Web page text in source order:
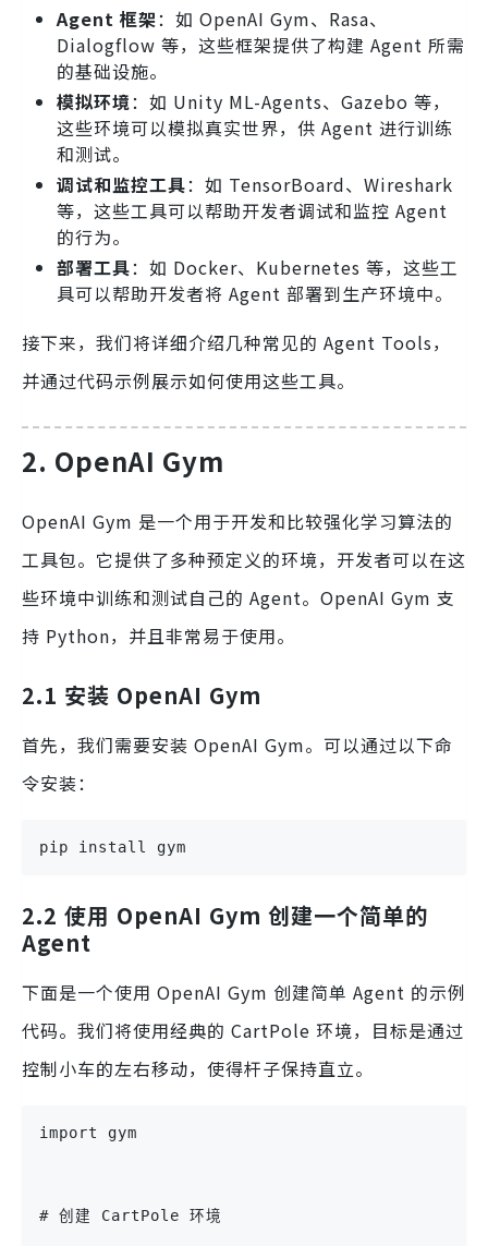
Agent 框架：如 OpenAI Gym、Rasa、
Dialogflow 等，这些框架提供了构建 Agent 所需
的基础设施。
模拟环境：如 Unity ML-Agents、Gazebo 等，
这些环境可以模拟真实世界，供 Agent 进行训练
和测试。
调试和监控工具：如 TensorBoard、Wireshark
等，这些工具可以帮助开发者调试和监控 Agent
的行为。
部署工具：如 Docker、Kubernetes 等，这些工
具可以帮助开发者将 Agent 部署到生产环境中。
接下来，我们将详细介绍几种常见的 Agent Tools，
并通过代码示例展示如何使用这些工具。
2. OpenAI Gym
OpenAI Gym 是一个用于开发和比较强化学习算法的
工具包。它提供了多种预定义的环境，开发者可以在这
些环境中训练和测试自己的 Agent。OpenAI Gym 支
持 Python，并且非常易于使用。
2.1 安装 OpenAI Gym
首先，我们需要安装 OpenAI Gym。可以通过以下命
令安装：
pip install gym
2.2 使用 OpenAI Gym 创建一个简单的
Agent
下面是一个使用 OpenAI Gym 创建简单 Agent 的示例
代码。我们将使用经典的 CartPole 环境，目标是通过
控制小车的左右移动，使得杆子保持直立。
import gym
# 创建 CartPole 环境